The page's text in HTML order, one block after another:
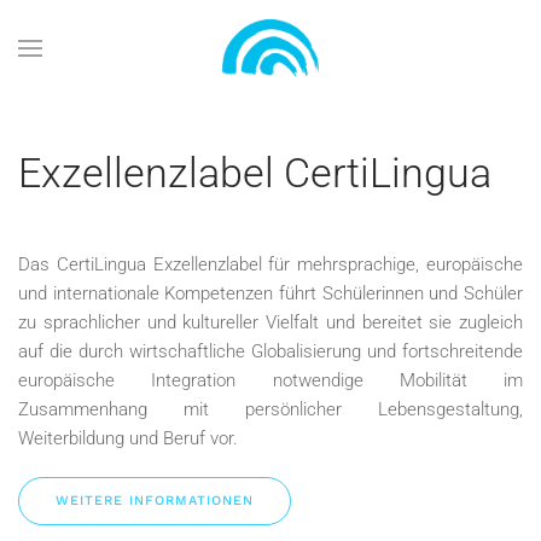
Zum Hauptinhalt springen
Exzellenzlabel CertiLingua
Das CertiLingua Exzellenzlabel für mehrsprachige, europäische
und internationale Kompetenzen führt Schülerinnen und Schüler
zu sprachlicher und kultureller Vielfalt und bereitet sie zugleich
auf die durch wirtschaftliche Globalisierung und fortschreitende
europäische Integration notwendige Mobilität im
Zusammenhang mit persönlicher Lebensgestaltung,
Weiterbildung und Beruf vor.
WEITERE INFORMATIONEN